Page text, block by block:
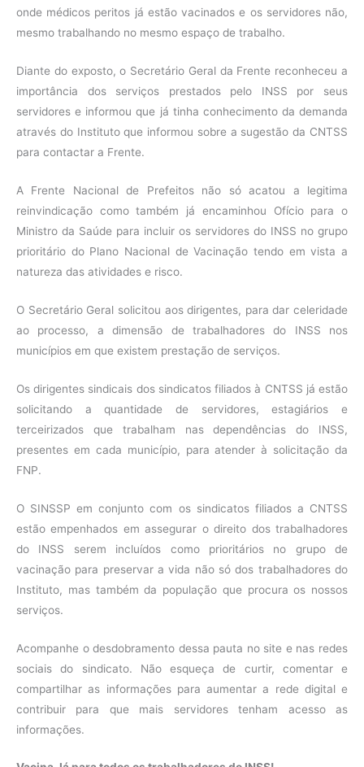
onde médicos peritos já estão vacinados e os servidores não,
mesmo trabalhando no mesmo espaço de trabalho.
Diante do exposto, o Secretário Geral da Frente reconheceu a
importância dos serviços prestados pelo INSS por seus
servidores e informou que já tinha conhecimento da demanda
através do Instituto que informou sobre a sugestão da CNTSS
para contactar a Frente.
A Frente Nacional de Prefeitos não só acatou a legitima
reinvindicação como também já encaminhou Ofício para o
Ministro da Saúde para incluir os servidores do INSS no grupo
prioritário do Plano Nacional de Vacinação tendo em vista a
natureza das atividades e risco.
O Secretário Geral solicitou aos dirigentes, para dar celeridade
ao processo, a dimensão de trabalhadores do INSS nos
municípios em que existem prestação de serviços.
Os dirigentes sindicais dos sindicatos filiados à CNTSS já estão
solicitando a quantidade de servidores, estagiários e
terceirizados que trabalham nas dependências do INSS,
presentes em cada município, para atender à solicitação da
FNP.
O SINSSP em conjunto com os sindicatos filiados a CNTSS
estão empenhados em assegurar o direito dos trabalhadores
do INSS serem incluídos como prioritários no grupo de
vacinação para preservar a vida não só dos trabalhadores do
Instituto, mas também da população que procura os nossos
serviços.
Acompanhe o desdobramento dessa pauta no site e nas redes
sociais do sindicato. Não esqueça de curtir, comentar e
compartilhar as informações para aumentar a rede digital e
contribuir para que mais servidores tenham acesso as
informações.